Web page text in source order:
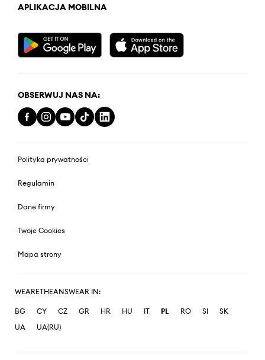
APLIKACJA MOBILNA
OBSERWUJ NAS NA:
Polityka prywatności
Regulamin
Dane firmy
Twoje Cookies
Mapa strony
WEARETHEANSWEAR IN:
BG CY CZ GR HR HU IT PL RO SI
SK
UA
UA(RU)